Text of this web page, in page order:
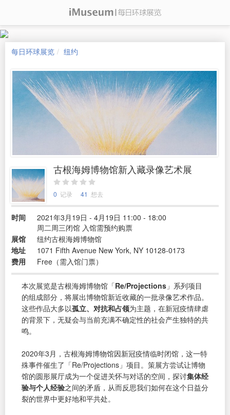
每日环球展览 纽约
古根海姆博物馆新入藏录像艺术展
0 记录 41 想去
时间
2021年3月19日 - 4月19日 11:00 - 18:00
周二周三闭馆 入馆需预约购票
展馆
纽约古根海姆博物馆
地址
1071 Fifth Avenue New York, NY 10128-0173
费用
Free（需入馆门票）
本次展览是古根海姆博物馆「Re/Projections 」系列项目
的组成部分，将展出博物馆新近收藏的一批录像艺术作品。
这些作品大多以孤立、对抗和占领为主题，在新冠疫情肆虐
的背景下，无疑会与当前充满不确定性的社会产生独特的共
鸣。
2020年3月，古根海姆博物馆因新冠疫情临时闭馆，这一特
殊事件催生了「Re/Projections」项目。策展方尝试让博物
馆的圆形展厅成为一个促进关怀与对话的空间，探讨集体经
验与个人经验之间的矛盾，从而反思我们如何在这个日益分
裂的世界中更好地和平共处。